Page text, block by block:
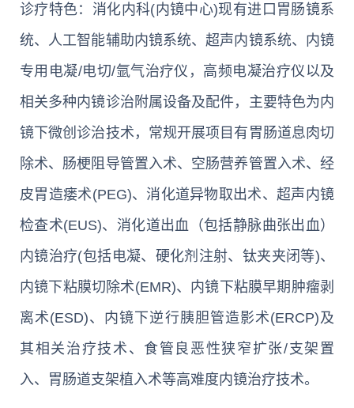
诊疗特色：消化内科(内镜中心)现有进口胃肠镜系
统、人工智能辅助内镜系统、超声内镜系统、内镜
专用电凝/电切/氩气治疗仪，高频电凝治疗仪以及
相关多种内镜诊治附属设备及配件，主要特色为内
镜下微创诊治技术，常规开展项目有胃肠道息肉切
除术、肠梗阻导管置入术、空肠营养管置入术、经
皮胃造瘘术(PEG)、消化道异物取出术、超声内镜
检查术(EUS)、消化道出血（包括静脉曲张出血）
内镜治疗(包括电凝、硬化剂注射、钛夹夹闭等)、
内镜下粘膜切除术(EMR)、内镜下粘膜早期肿瘤剥
离术(ESD)、内镜下逆行胰胆管造影术(ERCP)及
其相关治疗技术、食管良恶性狭窄扩张/支架置
入、胃肠道支架植入术等高难度内镜治疗技术。